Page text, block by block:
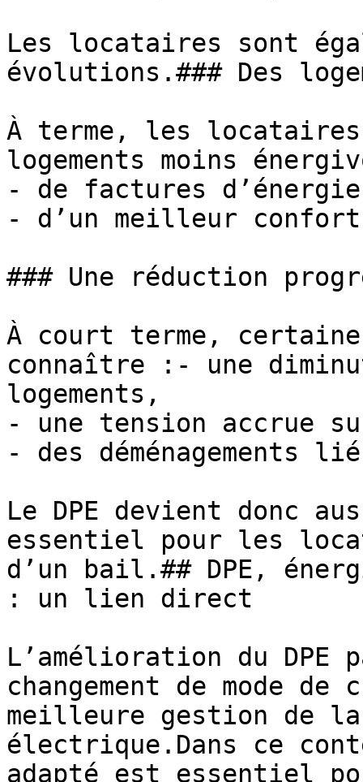
Les locataires sont
évolutions.### Des
À terme, les
logements moins
- de factures
- d’un meilleur confort
### Une réduction
À court terme,
connaître :- une
logements,
- une tension accrue
- des déménagements
Le DPE devient donc
essentiel pour les
d’un bail.## DPE,
: un lien direct
L’amélioration du DPE
changement de mode
meilleure gestion de la
électrique.Dans ce
adapté est essentiel